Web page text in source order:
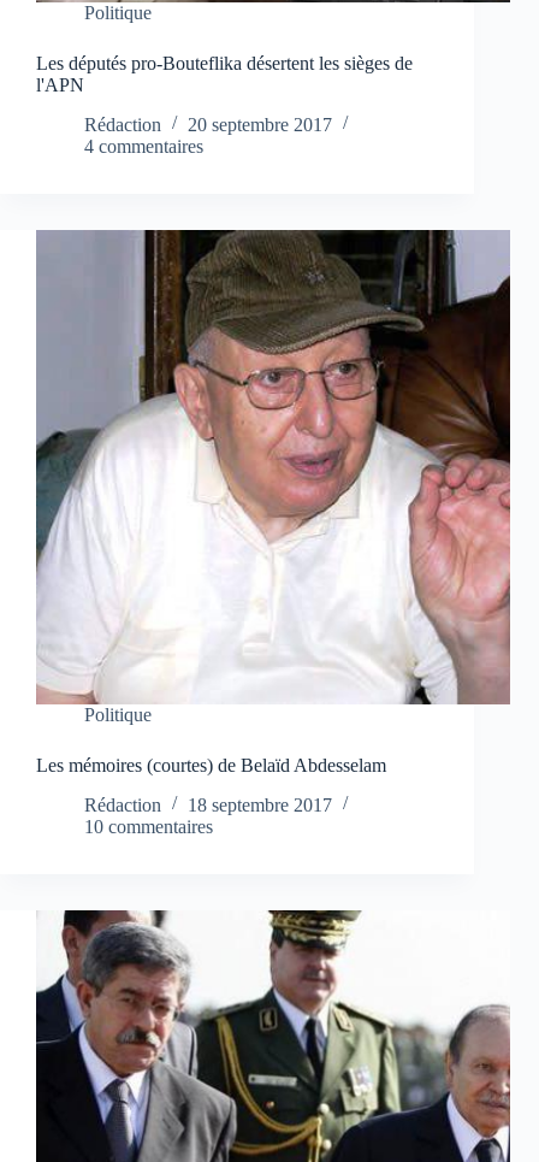
Politique
Les députés pro-Bouteflika désertent les sièges de
l'APN
Rédaction
20 septembre 2017
4 commentaires
Politique
Les mémoires (courtes) de Belaïd Abdesselam
Rédaction
18 septembre 2017
10 commentaires